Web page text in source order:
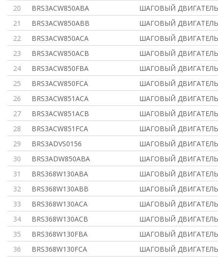
20
BRS3ACW850ABA
ШАГОВЫЙ ДВИГАТЕЛЬ
21
BRS3ACW850ABB
ШАГОВЫЙ ДВИГАТЕЛЬ
22
BRS3ACW850ACA
ШАГОВЫЙ ДВИГАТЕЛЬ
23
BRS3ACW850ACB
ШАГОВЫЙ ДВИГАТЕЛЬ
24
BRS3ACW850FBA
ШАГОВЫЙ ДВИГАТЕЛЬ
25
BRS3ACW850FCA
ШАГОВЫЙ ДВИГАТЕЛЬ
26
BRS3ACW851ACA
ШАГОВЫЙ ДВИГАТЕЛЬ
27
BRS3ACW851ACB
ШАГОВЫЙ ДВИГАТЕЛЬ
28
BRS3ACW851FCA
ШАГОВЫЙ ДВИГАТЕЛЬ
29
BRS3ADVS0156
ШАГОВЫЙ ДВИГАТЕЛЬ
30
BRS3ADW850ABA
ШАГОВЫЙ ДВИГАТЕЛЬ
31
BRS368W130ABA
ШАГОВЫЙ ДВИГАТЕЛЬ
32
BRS368W130ABB
ШАГОВЫЙ ДВИГАТЕЛЬ
33
BRS368W130ACA
ШАГОВЫЙ ДВИГАТЕЛЬ
34
BRS368W130ACB
ШАГОВЫЙ ДВИГАТЕЛЬ
35
BRS368W130FBA
ШАГОВЫЙ ДВИГАТЕЛЬ
36
BRS368W130FCA
ШАГОВЫЙ ДВИГАТЕЛЬ